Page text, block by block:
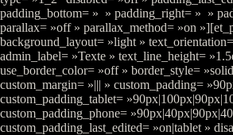
padding_bottom= » » padding_right= » »
parallax= »off » parallax_method= »on
background_layout= »light »
admin_label= »Texte » text_line_height=
use_border_color= »off » border_style=
custom_margin= »||| » custom_padding=
custom_padding_tablet=
custom_padding_phone=
custom_padding_last_edited= »on|tablet »